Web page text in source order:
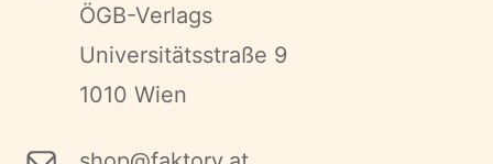
ÖGB-Verlags
Universitätsstraße 9
1010 Wien